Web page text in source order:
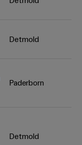
Detmold
Paderborn
Detmold